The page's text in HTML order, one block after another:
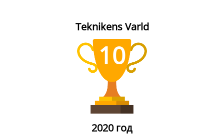
Teknikens Varld
10
2020 год